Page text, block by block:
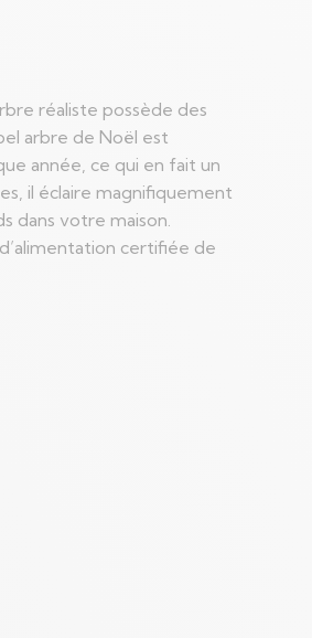
réaliste possède des
arbre de Noël est
année, ce qui en fait un
il éclaire magnifiquement
dans votre maison.
certifiée de